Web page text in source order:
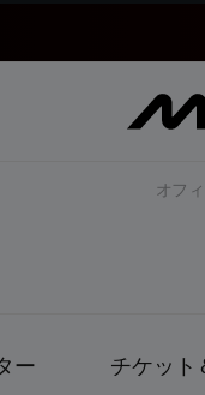
オフ
ー チケット